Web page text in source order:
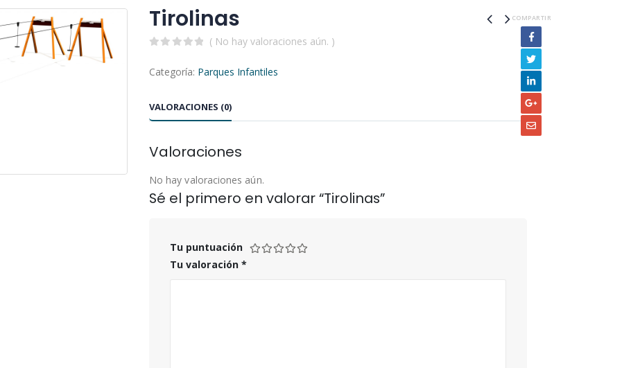
Tirolinas
( No hay valoraciones aún. )
Categoría: Parques Infantiles
COMPARTIR
VALORACIONES (0)
Valoraciones
No hay valoraciones aún.
Sé el primero en valorar “Tirolinas”
Tu puntuación
Tu valoración *